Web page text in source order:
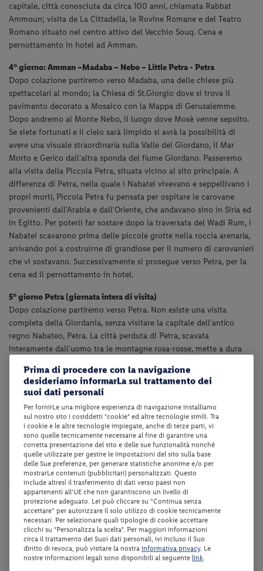
capitale, città conosciuta da circa 100 anni, chiamata Rabbat
Ammoun; visita de La Cittadella, le Rovine Romane e del Teatro
Romano situato nel centro attivo del Vecchio Souq. Cena e
pernottamento in hotel ad Amman.
4° giorno: Amman –Madaba – Nebo – Little Petra - Petra
Dopo colazione partiremo verso Madaba, una delle chiese più
spettacolari al mondo; la Chiesa di St.Giorgio dove si trova il
pavimento decorato a Mosaico con la Mappa di Gerusalemme.
Dopo andremo al Monte Nebo, il luogo dove Mosè venne sepolto.
Se siete fortunati e il cielo sarà limpido si avrà la possibilità di
avere una visuale straordinaria sulla Valle del Giordano, il Mar
Morto e Gerico dall'altra sponda del fiume Giordano. Passeremo
alla visita della Piccola Petra, situata vicino al sito principale. A
differenza di Petra, nella quale i Nabatei vivevano e seppellivano i
propri morti,Piccola Petra fu pensata per ospitare le carovane
provenienti dall'Arabia e dall'Oriente, che andavano sino in Siria ed
in Egitto. Per poterli far sostare dopo la traversata del Wadi Rum, i
Nabatei scavarono prima delle piccole grotte nella roccia arenaria,
arrivando poi a costruirne di grandiose per il numero di carovanieri
che vi sostavano. Successivamente si prosegue verso Petra, per la
cena ed il pernottamento in hotel.
5° giorno Petra (giornata intera di visita)
Dopo colazione partiremo verso Petra. Non esiste una visita
completa della Giordania, senza visitare la capitale dell'antico
regno Nabateo, Petra. La città perduta di Petra, scavata
interamente dall'uomo tra le montagne rosa-rosse,mette a dura
prova l'immaginazione. Le ricchezze naturali delle montagne, si
combinano con la cultura e l'architettura Nabatea, che lavorarono
i loro teatri, templi, facciate, tombe, monasteri, case e strade nella
roccia rosa. L'UNESCO ha
Mondiale, con il Siq, una gola profonda e stretta, dove alla fine
appare il famoso monumento di Petra: al-Khazneh o il Tesoro.
Potete riconoscerlo nella scena finale del film "Indiana Jones e
l'ultima Crociata". Ma il Tesoro è solo l'inizio... Rientro in hotel per
la cena e il pernottamento.
6° giorno: Petra - Wadi Rum (02h 4x4)
Dopo colazione raggiungeremo il Wadi Rum, antico luogo di
passaggio delle carovane che, cariche di merce preziosa, dalla
penisola arabica si spostavano verso nord per raggiungere i porti
del Mediterraneo. La sua bellezza è caratterizzata da montagne
segnate dal tempo, da letti di antichi laghi oramai prosciugati e da
altissime dune di color rosso intenso. In questi luoghi un
Prima di procedere con la navigazione
desideriamo informarLa sul trattamento dei
suoi dati personali
Per fornirLe una migliore esperienza di navigazione installiamo
sul nostro sito i cosiddetti "cookie" ed altre tecnologie simili. Tra
i cookie e le altre tecnologie impiegate, anche di terze parti, vi
sono quelle tecnicamente necessarie al fine di garantire una
corretta presentazione del sito e delle sue funzionalità nonché
quelle utilizzate per gestire le impostazioni del sito sulla base
delle Sue preferenze, per generare statistiche anonime e/o per
mostrarLe contenuti (pubblicitari) personalizzati. Questo
include altresì il trasferimento di dati verso paesi non
appartenenti all'UE che non garantiscono un livello di
protezione adeguato. Lei può cliccare su “Continua senza
accettare” per autorizzare il solo utilizzo di cookie tecnicamente
necessari. Per selezionare quali tipologie di cookie accettare
clicchi su "Personalizza la scelta". Per maggiori informazioni
circa il trattamento dei Suoi dati personali, ivi incluso il Suo
diritto di revoca, può visitare la nostra informativa privacy. Le
nostre informazioni legali sono disponibili al seguente link.